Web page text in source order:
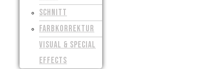
SCHNITT
FARBKORREKTUR
VISUAL & SPECIAL
EFFECTS